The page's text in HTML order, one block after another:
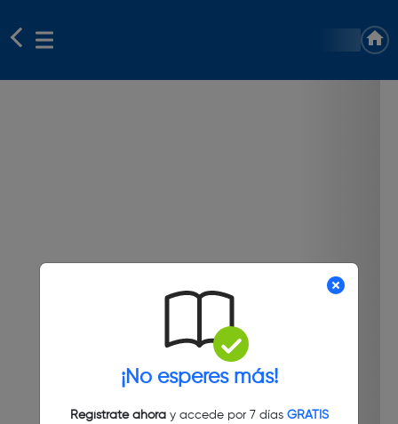
¡No esperes más!
Regístrate ahoray accede por 7 días GRATIS